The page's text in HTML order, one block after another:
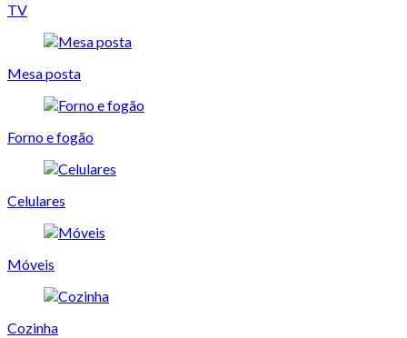
TV
Mesa posta
Forno e fogão
Celulares
Móveis
Cozinha